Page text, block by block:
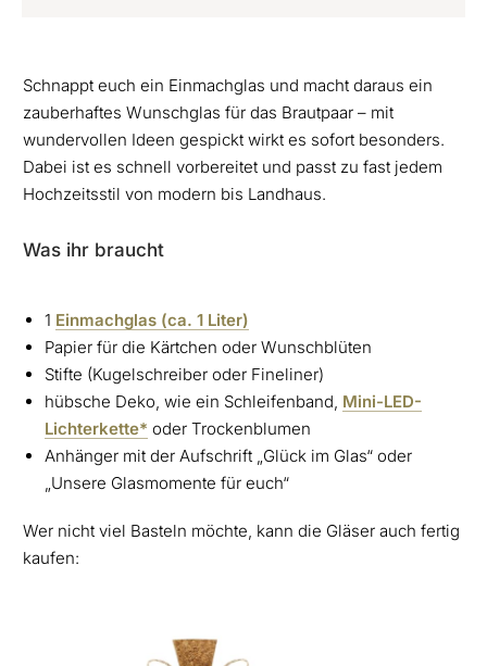
Schnappt euch ein Einmachglas und macht daraus ein
zauberhaftes Wunschglas für das Brautpaar – mit
wundervollen Ideen gespickt wirkt es sofort besonders.
Dabei ist es schnell vorbereitet und passt zu fast jedem
Hochzeitsstil von modern bis Landhaus.
Was ihr braucht
1 Einmachglas (ca. 1 Liter)
Papier für die Kärtchen oder Wunschblüten
Stifte (Kugelschreiber oder Fineliner)
hübsche Deko, wie ein Schleifenband, Mini-LED-
Lichterkette* oder Trockenblumen
Anhänger mit der Aufschrift „Glück im Glas“ oder
„Unsere Glasmomente für euch“
Wer nicht viel Basteln möchte, kann die Gläser auch fertig
kaufen: